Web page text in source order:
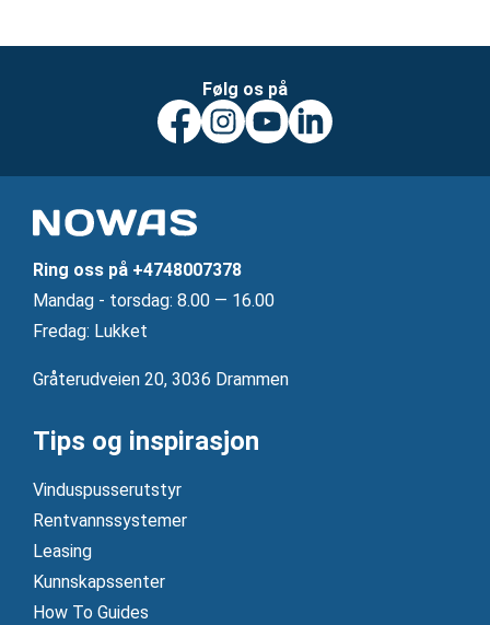
Følg os på
Ring oss på +4748007378
Mandag ‐ torsdag: 8.00 — 16.00
Fredag: Lukket
Gråterudveien 20, 3036 Drammen
Tips og inspirasjon
Vinduspusserutstyr
Rentvannssystemer
Leasing
Kunnskapssenter
How To Guides